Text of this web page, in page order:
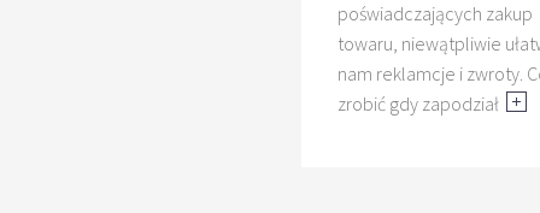
poświadczających zakup
towaru, niewątpliwie
nam reklamcje i zwroty.
zrobić gdy zapodział